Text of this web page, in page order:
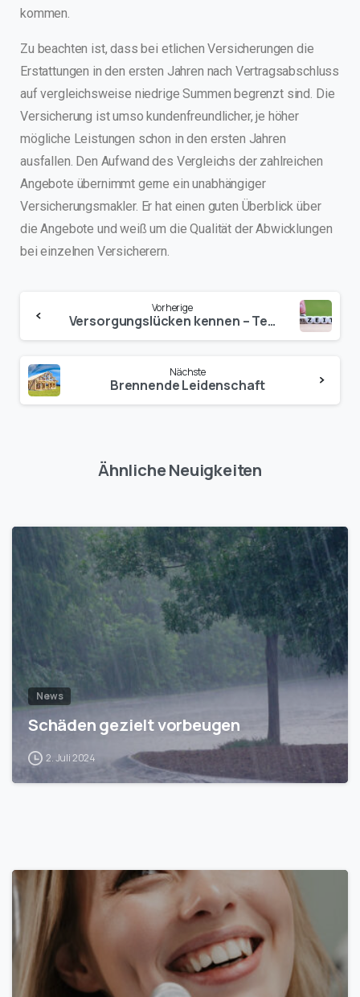
kommen.
Zu beachten ist, dass bei etlichen Versicherungen die
Erstattungen in den ersten Jahren nach Vertragsabschluss
auf vergleichsweise niedrige Summen begrenzt sind. Die
Versicherung ist umso kundenfreundlicher, je höher
mögliche Leistungen schon in den ersten Jahren
ausfallen. Den Aufwand des Vergleichs der zahlreichen
Angebote übernimmt gerne ein unabhängiger
Versicherungsmakler. Er hat einen guten Überblick über
die Angebote und weiß um die Qualität der Abwicklungen
bei einzelnen Versicherern.
Vorherige
Versorgungslücken kennen – Teilzeit finanzieren
Nächste
Brennende Leidenschaft
Ähnliche Neuigkeiten
1
News
Schäden gezielt vorbeugen
2. Juli 2024